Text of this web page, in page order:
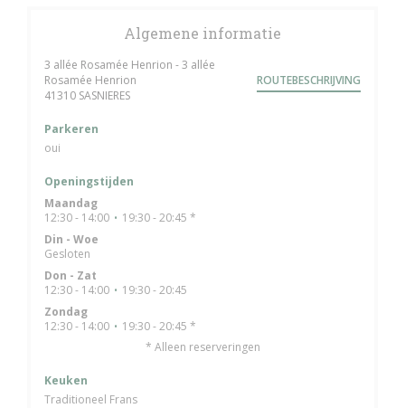
Algemene informatie
3 allée Rosamée Henrion - 3 allée
Rosamée Henrion
41310 SASNIERES((opent in een nieuw venster))
ROUTEBESCHRIJVING
Parkeren
oui
Openingstijden
Maandag
12:30 - 14:00 • 19:30 - 20:45 *
Din - Woe
Gesloten
Don - Zat
12:30 - 14:00 • 19:30 - 20:45
Zondag
12:30 - 14:00 • 19:30 - 20:45 *
* Alleen reserveringen
Keuken
Traditioneel Frans